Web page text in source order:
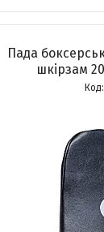
Пада
шкірзам